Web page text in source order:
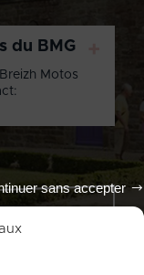
sans accepter
du BMG
Motos